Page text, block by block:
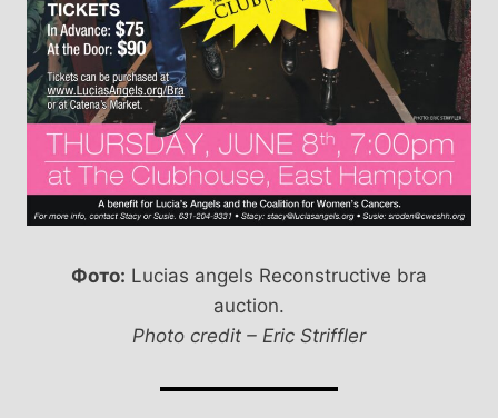
Фото: Lucias angels Reconstructive bra
auction.
Photo credit – Eric Striffler